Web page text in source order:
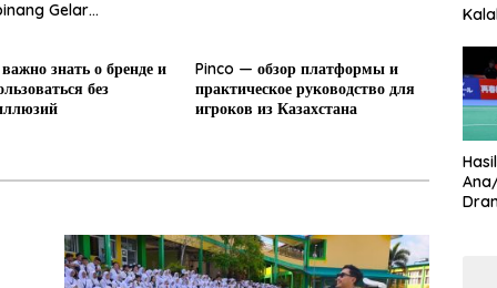
Gelar
знать о бренде и
без
Pinco — обзор платформы и
практическое руководство для
игроков из Казахстана